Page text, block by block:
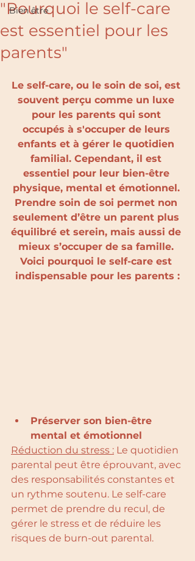
Bien être
"Pourquoi le self-care
est essentiel pour les
parents"
Le self-care, ou le soin de soi, est
souvent perçu comme un luxe
pour les parents qui sont
occupés à s'occuper de leurs
enfants et à gérer le quotidien
familial. Cependant, il est
essentiel pour leur bien-être
physique, mental et émotionnel.
Prendre soin de soi permet non
seulement d’être un parent plus
équilibré et serein, mais aussi de
mieux s’occuper de sa famille.
Voici pourquoi le self-care est
indispensable pour les parents :
Préserver son bien-être
mental et émotionnel
Réduction du stress : Le quotidien
parental peut être éprouvant, avec
des responsabilités constantes et
un rythme soutenu. Le self-care
permet de prendre du recul, de
gérer le stress et de réduire les
risques de burn-out parental.